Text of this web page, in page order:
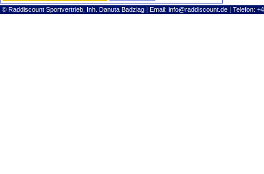
© Raddiscount Sportvertrieb, Inh. Danuta Badziag | Email: info@raddiscount.de | Telefon: